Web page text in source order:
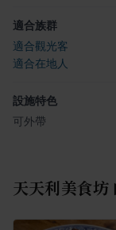
適合族群
適合觀光客
適合在地人
設施特色
可外帶
天天利美食坊